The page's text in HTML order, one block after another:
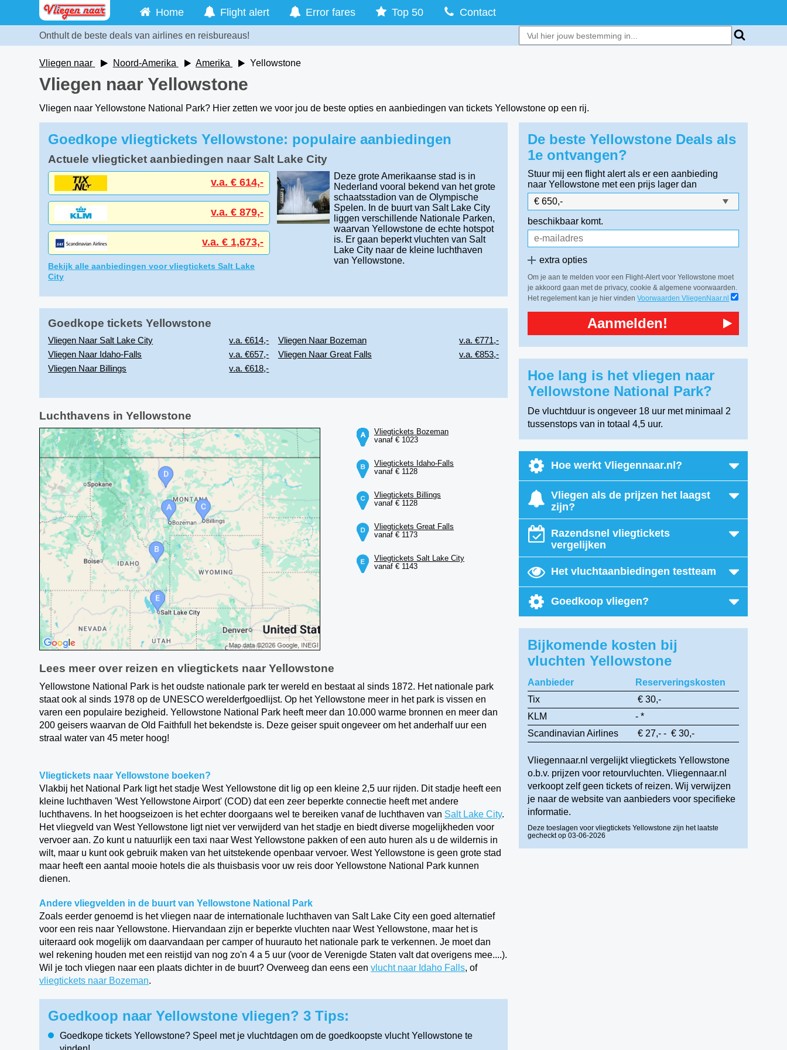
Home Flight alert Error fares Top 50 Contact
Onthult de beste deals van airlines en reisbureaus!
Vliegen naar Noord-Amerika Amerika Yellowstone
Vliegen naar Yellowstone
Vliegen naar Yellowstone National Park? Hier zetten we voor jou de beste opties en aanbiedingen van tickets Yellowstone op een rij.
Goedkope vliegtickets Yellowstone: populaire aanbiedingen
Actuele vliegticket aanbiedingen naar Salt Lake City
v.a. € 614,-
v.a. € 879,-
v.a. € 1,673,-
Bekijk alle aanbiedingen voor vliegtickets Salt Lake
City
Deze grote Amerikaanse stad is in
Nederland vooral bekend van het grote
schaatsstadion van de Olympische
Spelen. In de buurt van Salt Lake City
liggen verschillende Nationale Parken,
waarvan Yellowstone de echte hotspot
is. Er gaan beperkt vluchten van Salt
Lake City naar de kleine luchthaven
van Yellowstone.
Goedkope tickets Yellowstone
Vliegen Naar Salt Lake City v.a. €614,- Vliegen Naar Bozeman
v.a. €771,-
Vliegen Naar Idaho-Falls
v.a. €657,- Vliegen Naar Great Falls
v.a. €853,-
Vliegen Naar Billings
v.a. €618,-
Luchthavens in Yellowstone
Vliegtickets Bozeman
vanaf € 1023
Vliegtickets Idaho-Falls
vanaf € 1128
Vliegtickets Billings
vanaf € 1128
Vliegtickets Great Falls
vanaf € 1173
Vliegtickets Salt Lake City
vanaf € 1143
Lees meer over reizen en vliegtickets naar Yellowstone
Yellowstone National Park is het oudste nationale park ter wereld en bestaat al sinds 1872. Het nationale park
staat ook al sinds 1978 op de UNESCO werelderfgoedlijst. Op het Yellowstone meer in het park is vissen en
varen een populaire bezigheid. Yellowstone National Park heeft meer dan 10.000 warme bronnen en meer dan
200 geisers waarvan de Old Faithfull het bekendste is. Deze geiser spuit ongeveer om het anderhalf uur een
straal water van 45 meter hoog!
Vliegtickets naar Yellowstone boeken?
Vlakbij het National Park ligt het stadje West Yellowstone dit lig op een kleine 2,5 uur rijden. Dit stadje heeft een
kleine luchthaven 'West Yellowstone Airport' (COD) dat een zeer beperkte connectie heeft met andere
luchthavens. In het hoogseizoen is het echter doorgaans wel te bereiken vanaf de luchthaven van Salt Lake City.
Het vliegveld van West Yellowstone ligt niet ver verwijderd van het stadje en biedt diverse mogelijkheden voor
vervoer aan. Zo kunt u natuurlijk een taxi naar West Yellowstone pakken of een auto huren als u de wildernis in
wilt, maar u kunt ook gebruik maken van het uitstekende openbaar vervoer. West Yellowstone is geen grote stad
maar heeft een aantal mooie hotels die als thuisbasis voor uw reis door Yellowstone National Park kunnen
dienen.
Andere vliegvelden in de buurt van Yellowstone National Park
Zoals eerder genoemd is het vliegen naar de internationale luchthaven van Salt Lake City een goed alternatief
voor een reis naar Yellowstone. Hiervandaan zijn er beperkte vluchten naar West Yellowstone, maar het is
uiteraard ook mogelijk om daarvandaan per camper of huurauto het nationale park te verkennen. Je moet dan
wel rekening houden met een reistijd van nog zo'n 4 a 5 uur (voor de Verenigde Staten valt dat overigens mee....).
Wil je toch vliegen naar een plaats dichter in de buurt? Overweeg dan eens eenvlucht naar Idaho Falls, of
vliegtickets naar Bozeman.
Goedkoop naar Yellowstone vliegen? 3 Tips:
Goedkope tickets Yellowstone? Speel met je vluchtdagen om de goedkoopste vlucht Yellowstone te
De beste Yellowstone Deals als
1e ontvangen?
Stuur mij een flight alert als er een aanbieding
naar Yellowstone met een prijs lager dan
beschikbaar komt.
extra opties
Om je aan te melden voor een Flight-Alert voor Yellowstone moet
je akkoord gaan met de privacy, cookie & algemene voorwaarden.
Het regelement kan je hier vindenVoorwaarden VliegenNaar.nl
Aanmelden!
Hoe lang is het vliegen naar
Yellowstone National Park?
De vluchtduur is ongeveer 18 uur met minimaal 2
tussenstops van in totaal 4,5 uur.
Hoe werkt Vliegennaar.nl?
Vliegen als de prijzen het laagst
zijn?
Razendsnel vliegtickets
vergelijken
Het vluchtaanbiedingen testteam
Goedkoop vliegen?
Bijkomende kosten bij
vluchten Yellowstone
Aanbieder
Reserveringskosten
Tix
€ 30,-
KLM
- *
Scandinavian Airlines
€ 27,- - € 30,-
Vliegennaar.nl vergelijkt vliegtickets Yellowstone
o.b.v. prijzen voor retourvluchten. Vliegennaar.nl
verkoopt zelf geen tickets of reizen. Wij verwijzen
je naar de website van aanbieders voor specifieke
informatie.
Deze toeslagen voor vliegtickets Yellowstone zijn het laatste
gecheckt op 03-06-2026